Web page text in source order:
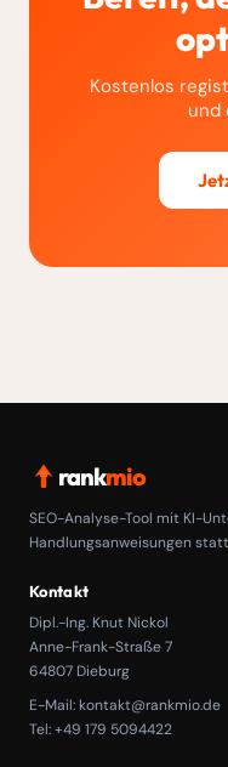
Kostenlos
und
rankmio
SEO-Analyse-Tool mit KI-
Handlungsanweisungen
Kontakt
Dipl.-Ing. Knut Nickol
Anne-Frank-Straße 7
64807 Dieburg
E-Mail:kontakt@rankmio.de
Tel: +49 179 5094422